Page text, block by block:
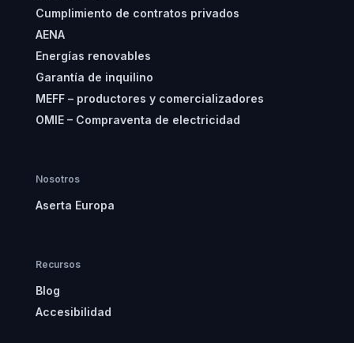
Cumplimiento de contratos privados
AENA
Energías renovables
Garantía de inquilino
MEFF – productores y comercializadores
OMIE – Compraventa de electricidad
Nosotros
Aserta Europa
Recursos
Blog
Accesibilidad